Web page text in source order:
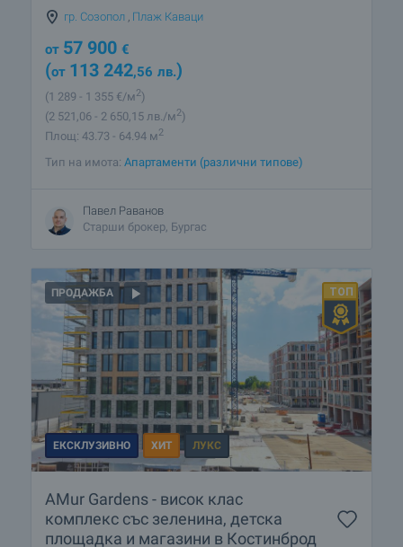
гр. Созопол Плаж Каваци
от 57 900 €
(от 113 242,56 лв.)
(1 289 - 1 355 €/м2)
(2 521 ,06 - 2 650,15 лв./м2)
Площ: 43.73 - 64.94 м2
Тип на имота: Апартаменти (различни типове)
Павел Раванов
Старши брокер, Бургас
ПРОДАЖБА
ЕКСКЛУЗИВНО ХИТ ЛУКС
AMur Gardens - висок клас
комплекс със зеленина, детска
площадка и магазини в Костинброд